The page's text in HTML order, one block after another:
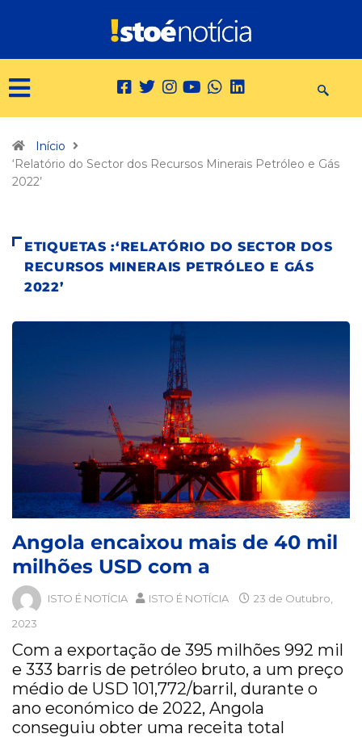
Início
‘Relatório do Sector dos Recursos Minerais Petróleo e Gás
2022’
ETIQUETAS :‘RELATÓRIO DO SECTOR DOS
RECURSOS MINERAIS PETRÓLEO E GÁS
2022’
Angola encaixou mais de 40 mil
milhões USD com a
ISTO É NOTÍCIA ISTO É NOTÍCIA
23 de Outubro,
2023
Com a exportação de 395 milhões 992 mil
e 333 barris de petróleo bruto, a um preço
médio de USD 101,772/barril, durante o
ano económico de 2022, Angola
conseguiu obter uma receita total